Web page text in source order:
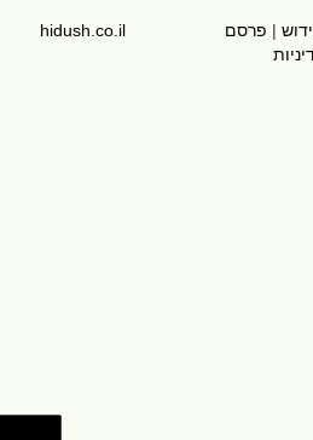
פרסם
hidush.co.il